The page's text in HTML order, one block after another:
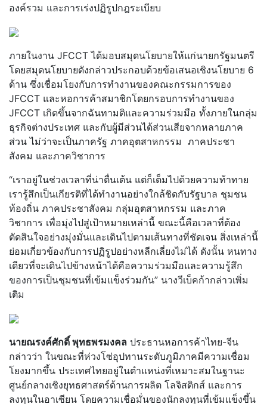
องค์รวม และการเร่งปฏิรูปกฎระเบียบ
ภายในงาน JFCCT ได้มอบสมุดนโยบายให้แก่นายกรัฐมนตรี
โดยสมุดนโยบายดังกล่าวประกอบด้วยข้อเสนอเชิงนโยบาย 6
ด้าน ซึ่งเชื่อมโยงกับการทำงานของคณะกรรมการของ
JFCCT และหอการค้าสมาชิกโดยกรอบการทำงานของ
JFCCT เกิดขึ้นจากฉันทามติและความร่วมมือ ทั้งภายในกลุ่ม
ธุรกิจต่างประเทศ และกับผู้มีส่วนได้ส่วนเสียจากหลายภาค
ส่วน ไม่ว่าจะเป็นภาครัฐ ภาคอุตสาหกรรม ภาคประชา
สังคม และภาควิชาการ
“เราอยู่ในช่วงเวลาที่น่าตื่นเต้น แต่ก็เต็มไปด้วยความท้าทาย
เรารู้สึกเป็นเกียรติที่ได้ทำงานอย่างใกล้ชิดกับรัฐบาล ชุมชน
ท้องถิ่น ภาคประชาสังคม กลุ่มอุตสาหกรรม และภาค
วิชาการ เพื่อมุ่งไปสู่เป้าหมายเหล่านี้ ขณะนี้คือเวลาที่ต้อง
ตัดสินใจอย่างมุ่งมั่นและเดินไปตามเส้นทางที่ชัดเจน สิ่งเหล่านี้
ย่อมเกี่ยวข้องกับการปฏิรูปอย่างหลีกเลี่ยงไม่ได้ ดังนั้น หนทาง
เดียวที่จะเดินไปข้างหน้าได้คือความร่วมมือและความรู้สึก
ของการเป็นชุมชนที่เข้มแข็งร่วมกัน” นางวีเบ็คก้ากล่าวเพิ่ม
เติม
นายณรงค์ศักดิ์ พุทธพรมงคล ประธานหอการค้าไทย-จีน
กล่าวว่า ในขณะที่ห่วงโซ่อุปทานระดับภูมิภาคมีความเชื่อม
โยงมากขึ้น ประเทศไทยอยู่ในตำแหน่งที่เหมาะสมในฐานะ
ศูนย์กลางเชิงยุทธศาสตร์ด้านการผลิต โลจิสติกส์ และการ
ลงทุนในอาเซียน โดยความเชื่อมั่นของนักลงทุนที่เข้มแข็งขึ้น